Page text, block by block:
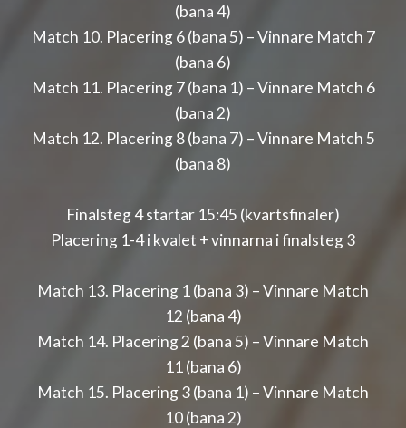
(bana 4)
Match 10. Placering 6 (bana 5) – Vinnare Match 7
(bana 6)
Match 11. Placering 7 (bana 1) – Vinnare Match 6
(bana 2)
Match 12. Placering 8 (bana 7) – Vinnare Match 5
(bana 8)
Finalsteg 4 startar 15:45 (kvartsfinaler)
Placering 1-4 i kvalet + vinnarna i finalsteg 3
Match 13. Placering 1 (bana 3) – Vinnare Match
12 (bana 4)
Match 14. Placering 2 (bana 5) – Vinnare Match
11 (bana 6)
Match 15. Placering 3 (bana 1) – Vinnare Match
10 (bana 2)